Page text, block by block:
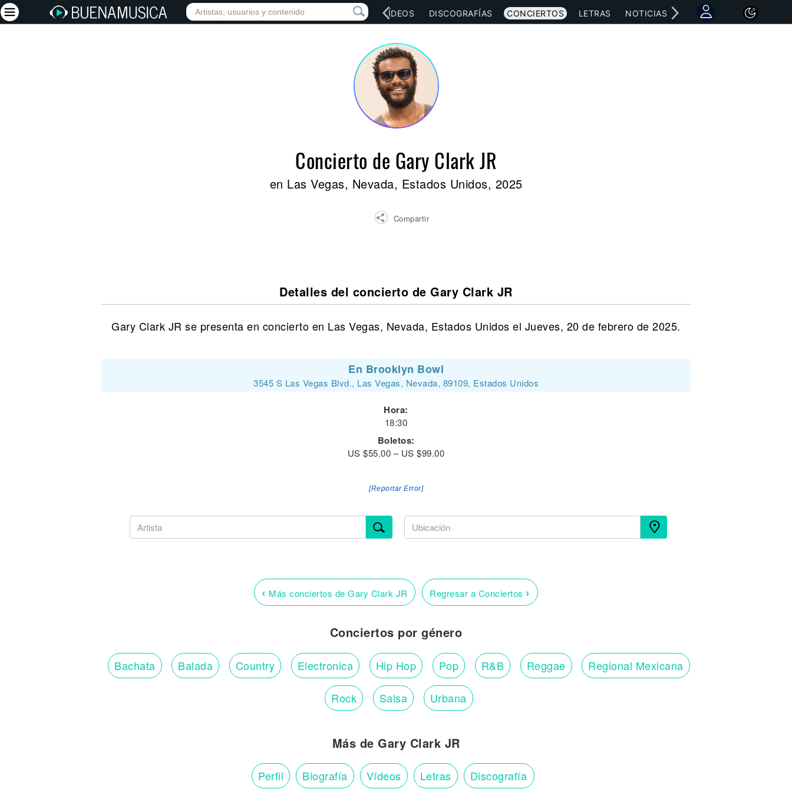
INICIO ARTISTAS RED SOCIAL MÚSICA VÍDEOS DISCOGRAFÍAS CONCIERTOS LETRAS NOTICIAS
Concierto de Gary Clark JR
en Las Vegas, Nevada, Estados Unidos, 2025
Compartir
Detalles del concierto de Gary Clark JR
Gary Clark JR se presenta en concierto en Las Vegas, Nevada, Estados Unidos el Jueves, 20 de febrero de 2025.
En Brooklyn Bowl
3545 S Las Vegas Blvd., Las Vegas, Nevada, 89109, Estados Unidos
Hora:
18:30
Boletos:
US $55.00 – US $99.00
[Reportar Error]
‹ Más conciertos de Gary Clark JR Regresar a Conciertos ›
Conciertos por género
Bachata Balada Country Electronica Hip Hop Pop R&B Reggae Regional Mexicana
Rock Salsa Urbana
Más de Gary Clark JR
Perfil Biografía Vídeos Letras Discografía